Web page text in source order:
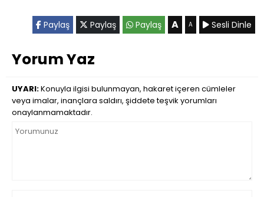
Paylaş Paylaş Paylaş A A Sesli Dinle
Yorum Yaz
UYARI:Konuyla ilgisi bulunmayan, hakaret içeren cümleler
veya imalar, inançlara saldırı, şiddete teşvik yorumları
onaylanmamaktadır.